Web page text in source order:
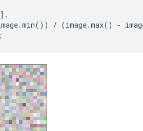
/ (image.max() -